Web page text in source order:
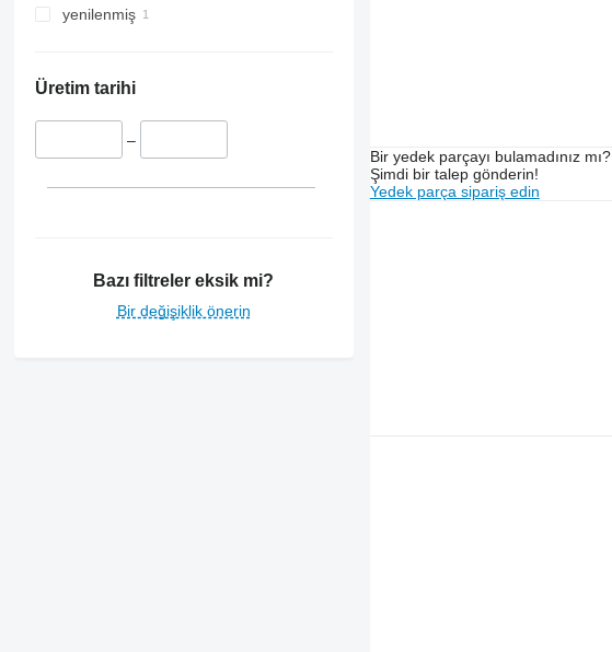
yenilenmiş
Üretim tarihi
–
Bazı filtreler eksik mi?
Bir değişiklik önerin
Bir yedek parçayı bulamadınız mı?
Şimdi bir talep gönderin!
Yedek parça sipariş edin